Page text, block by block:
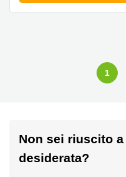
1
Non sei riuscito
desiderata?